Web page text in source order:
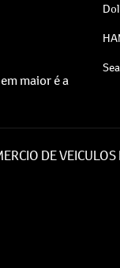
maior é a
DE VEICULOS